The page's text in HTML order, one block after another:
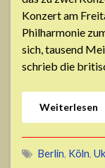
Konzert am
Philharmonie
sich, tausend
schrieb die
Weiterlesen
Berlin, Köln,